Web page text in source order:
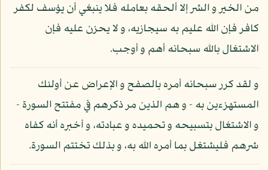
من الخير و الشر إلا ألحقه بعامله فلا ينبغي أن يؤسف لكفر
كافر فإن الله عليم به سيجازيه، و لا يحزن عليه فإن
الاشتغال بالله سبحانه أهم و أوجب.
و لقد كرر سبحانه أمره بالصفح و الإعراض عن أولئك
المستهزءين به - و هم الذين مر ذكرهم في مفتتح السورة -
و الاشتغال بتسبيحه و تحميده و عبادته، و أخبره أنه كفاه
شرهم فليشتغل بما أمره الله به، و بذلك تختتم السورة.